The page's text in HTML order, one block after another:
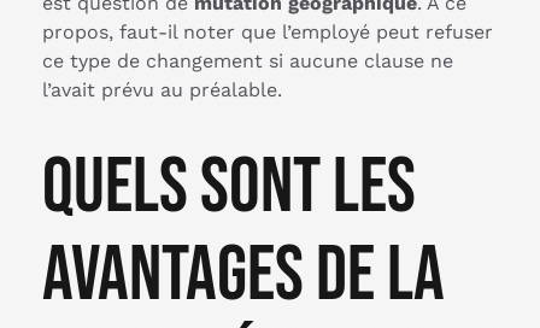
propos, faut-il noter que l’employé peut refuser
ce type de changement si aucune clause ne
l’avait prévu au préalable.
Quels sont les
avantages de la